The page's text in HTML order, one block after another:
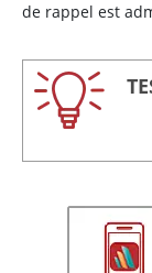
de rappel est